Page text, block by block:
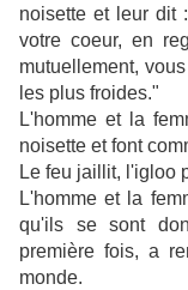
noisette et leur dit
votre coeur, en
mutuellement,
les plus froides."
L'homme et la
noisette et font
Le feu jaillit, l'igloo
L'homme et la
qu'ils se sont
première fois, a
monde.